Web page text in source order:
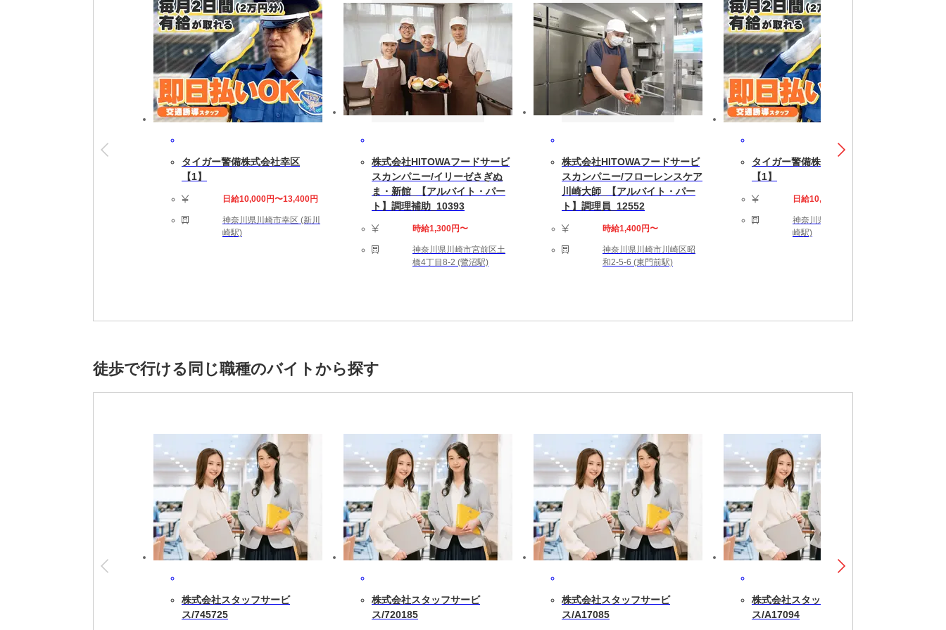
就業開始後も専属担当者がしっかりフォローします
※就業開始前に来社が必要な場合があります
【勤務詳細】
08:45～17:30 実働7時間45分 休憩60分 残業は10～20(時間/月)です。
シフト制
即日～長期(3ヶ月以上)
【勤務地備考】
◆職場の環境：【たばこ：禁煙】
【こんなスキルや経験のある方を歓迎します！】 ・インフラエンジニア経験
タイガー警備株式会社幸区
【1】
日給10,000円〜13,400円
神奈川県川崎市幸区 (新川
崎駅)
株式会社HITOWAフードサービ
スカンパニー/イリーゼさぎぬ
ま・新館_【アルバイト・パー
ト】調理補助_10393
時給1,300円〜
神奈川県川崎市宮前区土
橋4丁目8-2 (鷺沼駅)
株式会社HITOWAフードサービ
スカンパニー/フローレンスケア
川崎大師_【アルバイト・パー
ト】調理員_12552
時給1,400円〜
神奈川県川崎市川崎区昭
和2-5-6 (東門前駅)
タイガー警備株式会社川崎区
【1】
日給10,000円〜13,400円
神奈川県川崎市川崎区 (川
崎駅)
徒歩で行ける同じ職種のバイトから探す
株式会社スタッフサービ
ス/745725
株式会社スタッフサービ
ス/720185
株式会社スタッフサービ
ス/A17085
株式会社スタッフサービ
ス/A17094